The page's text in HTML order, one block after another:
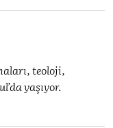
teoloji,
yaşıyor.